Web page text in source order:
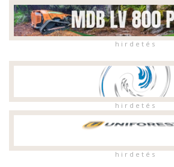
h i r d e t é s
h i r d e t é s
h i r d e t é s